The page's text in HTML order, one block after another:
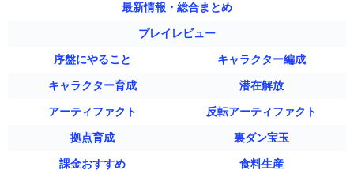
最新情報・総合まとめ
プレイレビュー
序盤にやること キャラクター編成
キャラクター育成 潜在解放
アーティファクト 反転アーティファクト
拠点育成 裏ダン宝玉
課金おすすめ 食料生産